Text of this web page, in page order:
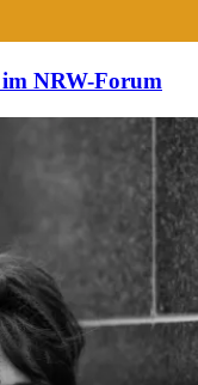
im NRW-Forum